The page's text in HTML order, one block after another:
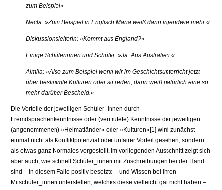
zum Beispiel«
Necla: »Zum Beispiel in Englisch Maria weiß dann irgendwie mehr.«
Diskussionsleiterin: »Kommt aus England?«
Einige Schülerinnen und Schüler: »Ja. Aus Australien.«
Almila: »Also zum Beispiel wenn wir im Geschichtsunterricht jetzt
über bestimmte Kulturen oder so reden, dann weiß natürlich eine so
mehr darüber Bescheid.«
Die Vorteile der jeweiligen Schüler_innen durch
Fremdsprachenkenntnisse oder (vermutete) Kenntnisse der jeweiligen
(angenommenen) »Heimatländer« oder »Kulturen«[1] wird zunächst
einmal nicht als Konfliktpotenzial oder unfairer Vorteil gesehen, sondern
als etwas ganz Normales vorgestellt. Im vorliegenden Ausschnitt zeigt sich
aber auch, wie schnell Schüler_innen mit Zuschreibungen bei der Hand
sind – in diesem Falle positiv besetzte – und Wissen bei ihren
Mitschüler_innen unterstellen, welches diese vielleicht gar nicht haben –